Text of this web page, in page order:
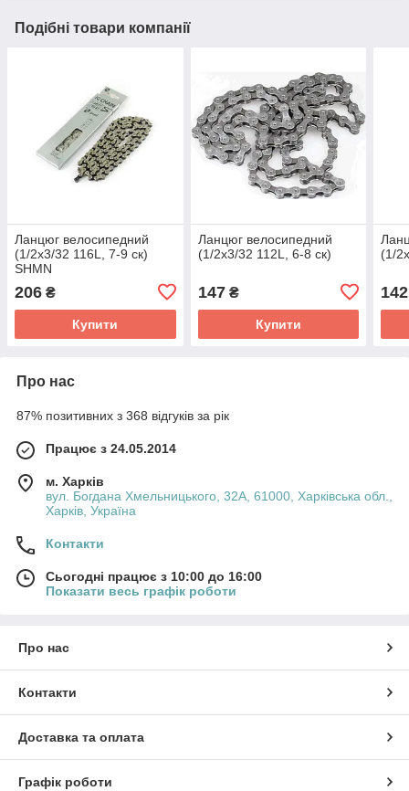
Подібні товари компанії
Ланцюг велосипедний
(1/2х3/32 116L, 7-9 ск)
SHMN
206 ₴
Купити
Ланцюг велосипедний
(1/2х3/32 112L, 6-8 ск)
147₴
Купити
(1/
142
Про нас
87% позитивних з 368 відгуків за рік
Працює з 24.05.2014
м. Харків
вул. Богдана Хмельницького, 32А, 61000, Харківська обл.,
Харків, Україна
Контакти
Сьогодні працює з 10:00 до 16:00
Показати весь графік роботи
Про нас
Контакти
Доставка та оплата
Графік роботи